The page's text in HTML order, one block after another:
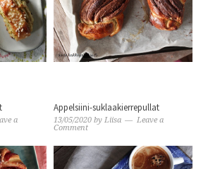
a
Appelsiini-suklaakierrepullat
13/05/2020 byLiisa
Leave a
Comment